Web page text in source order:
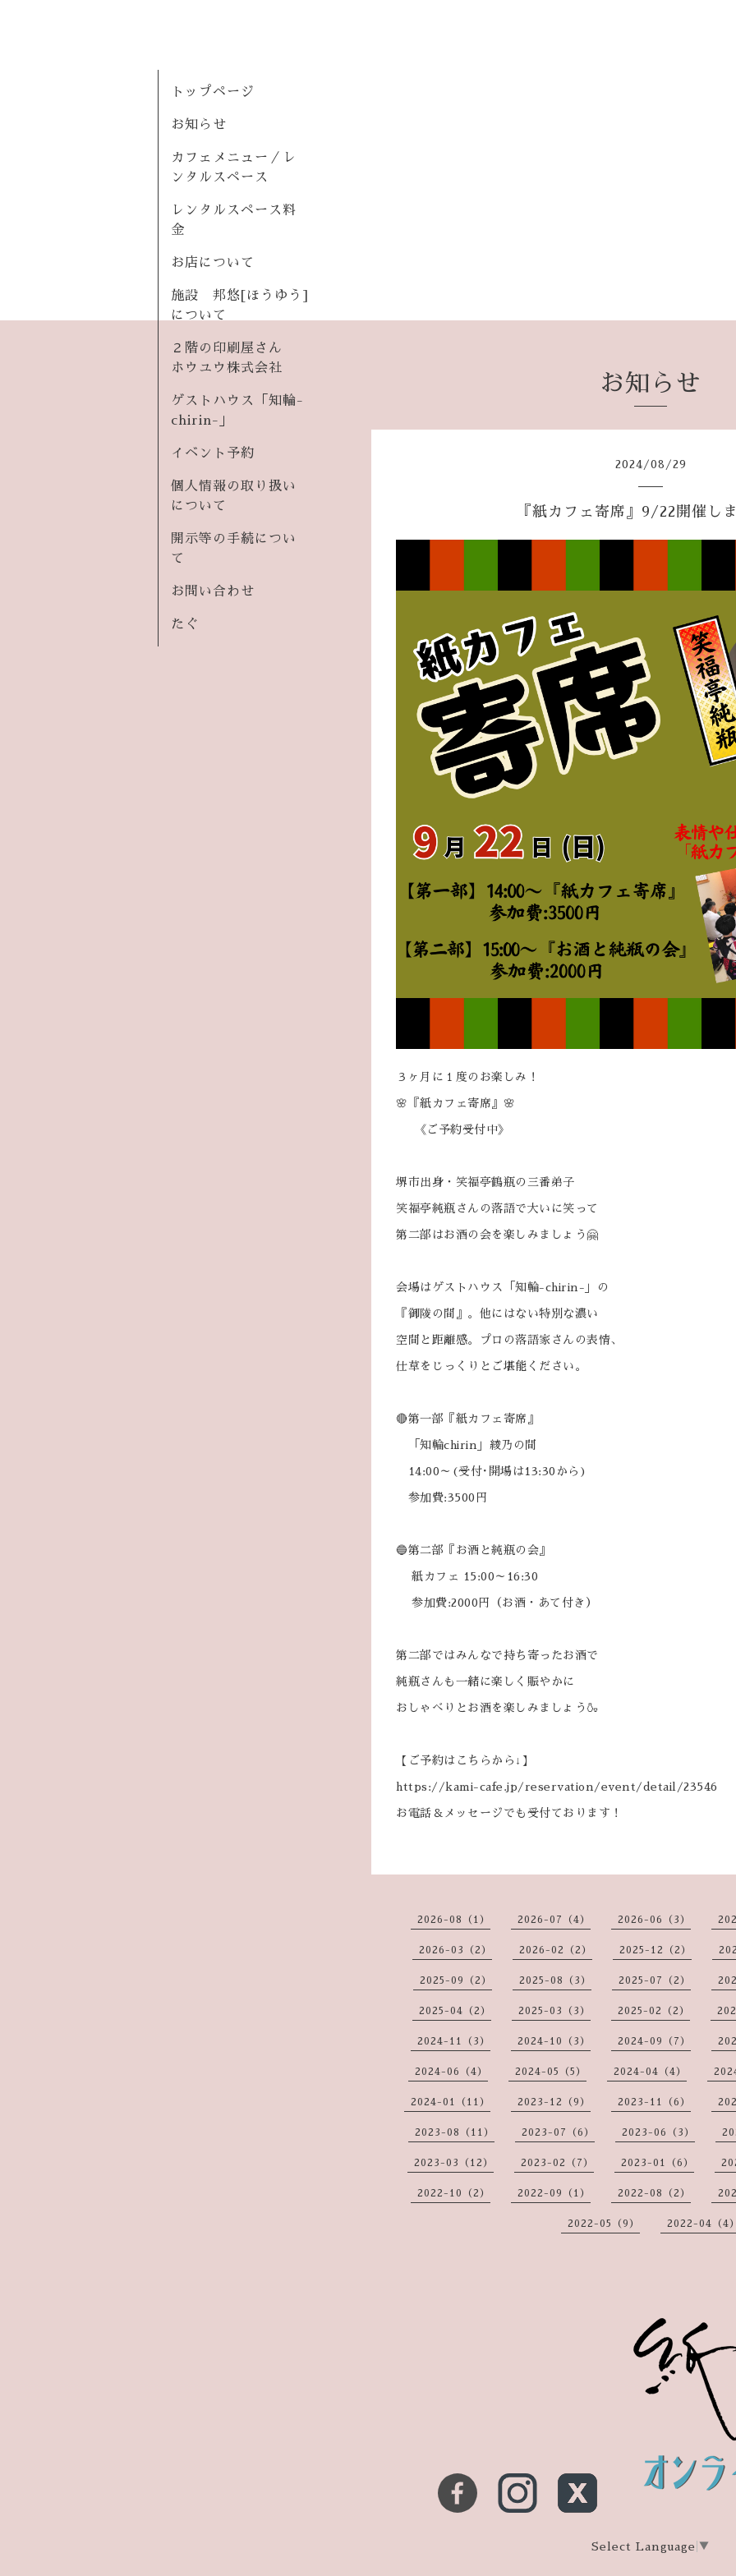
トップページ
お知らせ
カフェメニュー／レ
ンタルスペース
レンタルスペース料
金
お店について
施設 邦悠[ほうゆう]
について
２階の印刷屋さん
ホウユウ株式会社
ゲストハウス「知輪-
chirin-」
イベント予約
個人情報の取り扱い
について
開示等の手続につい
て
お問い合わせ
たぐ
お知らせ
2024 /08 /29
『紙カフェ寄席』9/22開催し
３ヶ月に１度のお楽しみ！
🌸『紙カフェ寄席』🌸
《ご予約受付中》
堺市出身・笑福亭鶴瓶の三番弟子
笑福亭純瓶さんの落語で大いに笑って
第二部はお酒の会を楽しみましょう🤗
会場はゲストハウス「知輪-chirin-」の
『御陵の間』。他にはない特別な濃い
空間と距離感。プロの落語家さんの表情、
仕草をじっくりとご堪能ください。
🔴第一部『紙カフェ寄席』
「知輪chirin」綾乃の間
14:00～(受付･開場は13:30から)
参加費:3500円
🔵第二部『お酒と純瓶の会』
紙カフェ 15:00～16:30
参加費:2000円（お酒・あて付き）
第二部ではみんなで持ち寄ったお酒で
純瓶さんも一緒に楽しく賑やかに
おしゃべりとお酒を楽しみましょう🍶
【ご予約はこちらから↓】
https://kami-cafe.jp/reservation/event/detail/23546
お電話＆メッセージでも受付ております！
2026-08（1） 2026-07（4） 2026-06（3）
2026-03（2） 2026-02（2） 2025-12（2）
2025-09（2） 2025-08（3） 2025-07（2）
2025-04（2） 2025-03（3） 2025-02（2）
2024-11（3） 2024-10（3） 2024-09（7）
2024-06（4） 2024-05（5） 2024-04（4）
2024-01（11） 2023-12（9） 2023-11（6）
2023-08（11） 2023-07（6） 2023-06（3）
2023-03（12） 2023-02（7） 2023-01（6）
2022-10（2） 2022-09（1） 2022-08（2）
2022-05（9） 2022-04（4
Select Language ▼